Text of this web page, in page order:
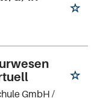
GmbH /